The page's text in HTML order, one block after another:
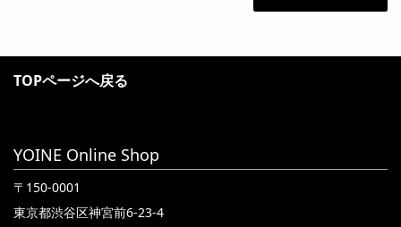
TOPページへ戻る
YOINE Online Shop
〒150-0001
東京都渋谷区神宮前6-23-4